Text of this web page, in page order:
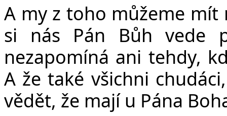
A my z toho můžeme mít
si nás Pán Bůh vede
nezapomíná ani tehdy,
A že také všichni
vědět, že mají u Pána